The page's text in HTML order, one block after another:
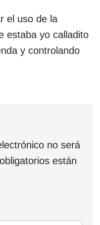
el uso de la
estaba yo calladito
y controlando
no será
están